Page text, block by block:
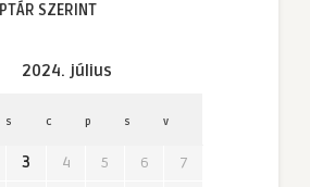
SZERINT
2024. július
s c p s v
3 4 5 6
7